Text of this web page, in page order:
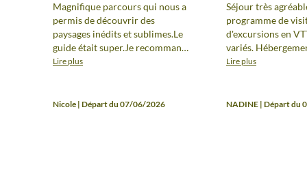
Magnifique parcours qui nous a
permis de découvrir des
paysages inédits et sublimes.Le
guide était super.Je recommande
vivement ce voyage vtt.
Lire plus
Nicole | Départ du 07/06/2026
Séjour très
programme de
d'excursions en
variés. Hébergements et repas
copieux et de
nécessitent un
Lire plus
NADINE | Départ du